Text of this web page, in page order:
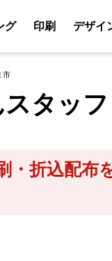
グ 印刷 デザイ
市
タッ
・折込配布